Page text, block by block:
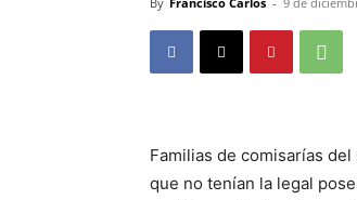
Familias de comisarías
que no tenían la legal